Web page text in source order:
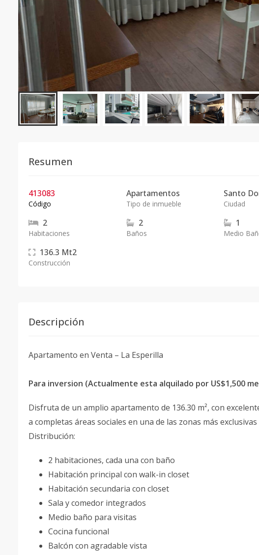
Resumen
413083
Código
Apartamentos
Tipo de inmueble
Santo
Ciudad
2
Habitaciones
2
Baños
1
Medio
136.3 Mt2
Construcción
Descripción
Apartamento en Venta – La Esperilla
Para inversion (Actualmente esta alquilado por US$1,500
Disfruta de un amplio apartamento de 136.30 m², con
a completas áreas sociales en una de las zonas más
Distribución:
2 habitaciones, cada una con baño
Habitación principal con walk-in closet
Habitación secundaria con closet
Sala y comedor integrados
Medio baño para visitas
Cocina funcional
Balcón con agradable vista